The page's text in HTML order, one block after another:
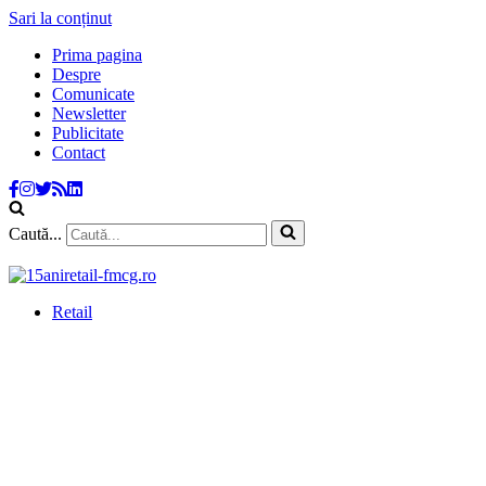
Sari la conținut
Prima pagina
Despre
Comunicate
Newsletter
Publicitate
Contact
Caută...
Retail